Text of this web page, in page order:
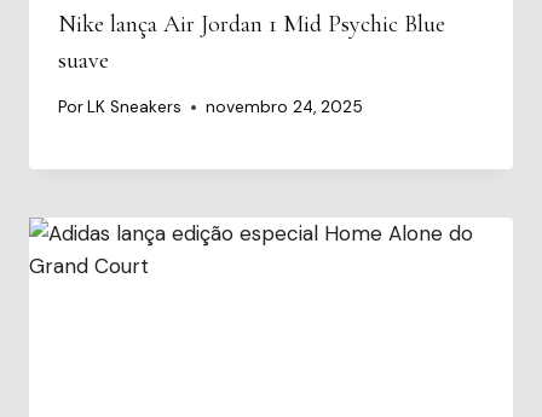
Nike lança Air Jordan 1 Mid Psychic Blue
suave
PorLK Sneakers novembro 24, 2025